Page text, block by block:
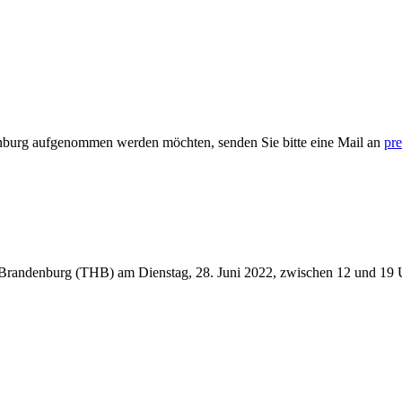
aufgenommen werden möchten, senden Sie bitte eine Mail an
(THB) am Dienstag, 28. Juni 2022, zwischen 12 und